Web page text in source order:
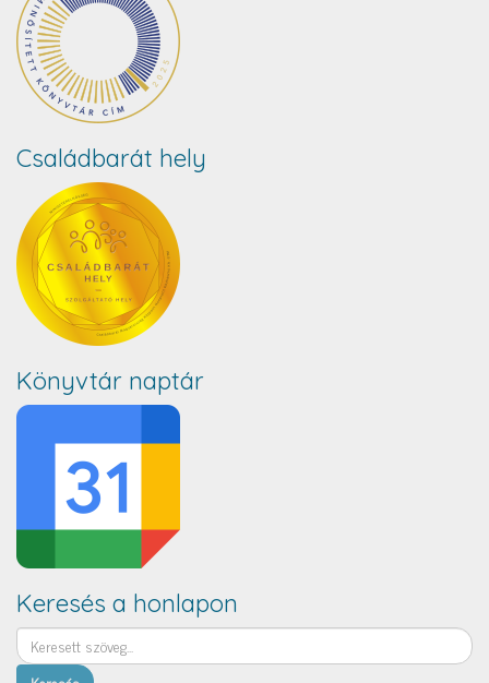
Családbarát hely
Könyvtár naptár
Keresés a honlapon
Keresés